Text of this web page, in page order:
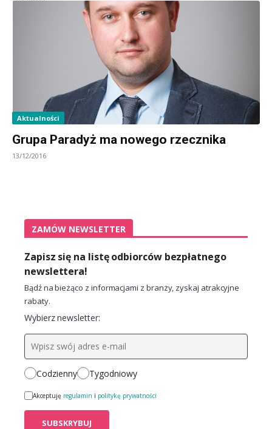
Aktualności
Grupa Paradyż ma nowego rzecznika
13/12/2016
ZAMÓW NEWSLETTER
Zapisz się na listę odbiorców bezpłatnego
newslettera!
Bądź na bieżąco z informacjami z branży, zyskaj atrakcyjne
rabaty.
Wybierz newsletter:
Codzienny Tygodniowy
Akceptuję regulamin i politykę prywatności